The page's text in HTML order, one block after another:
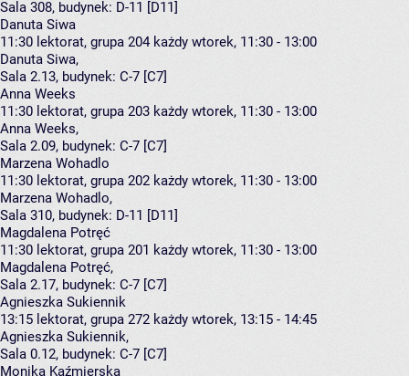
Sala 308, budynek: D-11 [D11]
Danuta Siwa
11:30 lektorat, grupa 204 każdy wtorek, 11:30 - 13:00
Danuta Siwa,
Sala 2.13, budynek: C-7 [C7]
Anna Weeks
11:30 lektorat, grupa 203 każdy wtorek, 11:30 - 13:00
Anna Weeks,
Sala 2.09, budynek: C-7 [C7]
Marzena Wohadlo
11:30 lektorat, grupa 202 każdy wtorek, 11:30 - 13:00
Marzena Wohadlo,
Sala 310, budynek: D-11 [D11]
Magdalena Potręć
11:30 lektorat, grupa 201 każdy wtorek, 11:30 - 13:00
Magdalena Potręć,
Sala 2.17, budynek: C-7 [C7]
Agnieszka Sukiennik
13:15 lektorat, grupa 272 każdy wtorek, 13:15 - 14:45
Agnieszka Sukiennik,
Sala 0.12, budynek: C-7 [C7]
Monika Kaźmierska